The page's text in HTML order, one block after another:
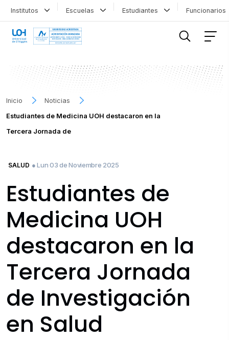
Institutos Escuelas Estudiantes
Inicio
Noticias
Estudiantes de Medicina UOH destacaron en la
Tercera Jornada de
SALUD ● Lun 03 de Noviembre 2025
Estudiantes de
Medicina UOH
destacaron en la
Tercera Jornada
de Investigación
en Salud